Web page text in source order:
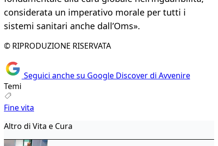
considerata un imperativo morale per tutti i
sistemi sanitari anche dall’Oms».
© RIPRODUZIONE RISERVATA
Seguici anche su Google Discover di Avvenire
Temi
Fine vita
Altro di Vita e Cura